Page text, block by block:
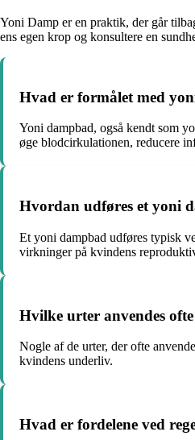
Yoni Damp er en praktik, der går
ens egen krop og konsultere en
Hvad er formålet med
Yoni dampbad, også kendt som
øge blodcirkulationen, reducere
Hvordan udføres et yoni
Et yoni dampbad udføres typisk
virkninger på kvindens
Hvilke urter anvendes
Nogle af de urter, der ofte
kvindens underliv.
Hvad er fordelene ved